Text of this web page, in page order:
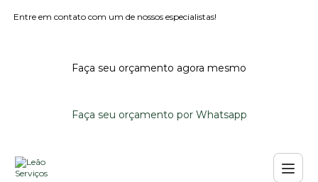
Entre em contato com um de nossos especialistas!
Faça seu orçamento agora mesmo
Faça seu orçamento por Whatsapp